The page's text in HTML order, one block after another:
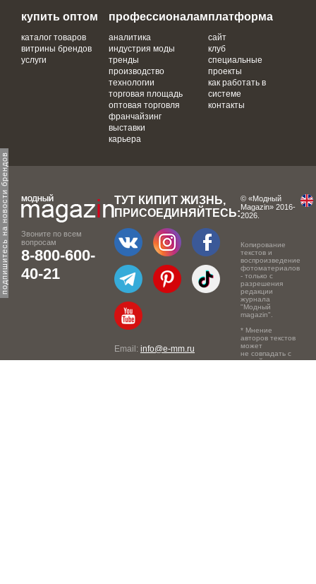
подпишитесь на новости брендов
купить оптом
каталог товаров
витрины брендов
услуги
профессионалам
аналитика
индустрия моды
тренды
производство
технологии
торговая площадь
оптовая торговля
франчайзинг
выставки
карьера
платформа
сайт
клуб
специальные
проекты
как работать в
системе
контакты
Звоните по всем
вопросам
8-800-600-
40-21
ТУТ КИПИТ ЖИЗНЬ,
ПРИСОЕДИНЯЙТЕСЬ:
Email: info@e-mm.ru
© «Модный
Magazin» 2016-
2026.
Копирование
текстов и
воспроизведение
фотоматериалов
- только с
разрешения
редакции
журнала
"Модный
magazin".
* Мнение
авторов текстов
может
не совпадать с
точкой зрения